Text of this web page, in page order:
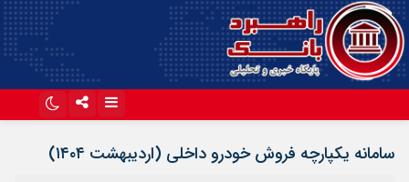
سامانه یکپارچه فروش خودرو داخلی (اردیبهشت ۱۴۰۴)